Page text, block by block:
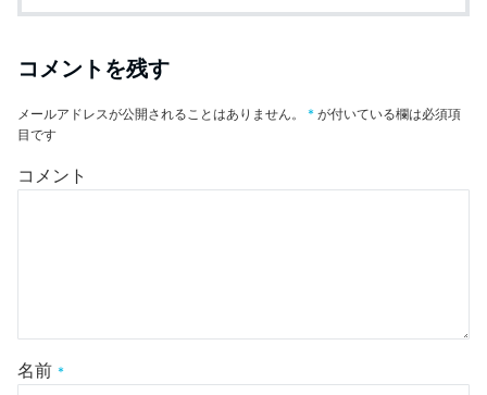
コメントを残す
メールアドレスが公開されることはありません。 * が付いている欄は必須項
目です
コメント
名前 *